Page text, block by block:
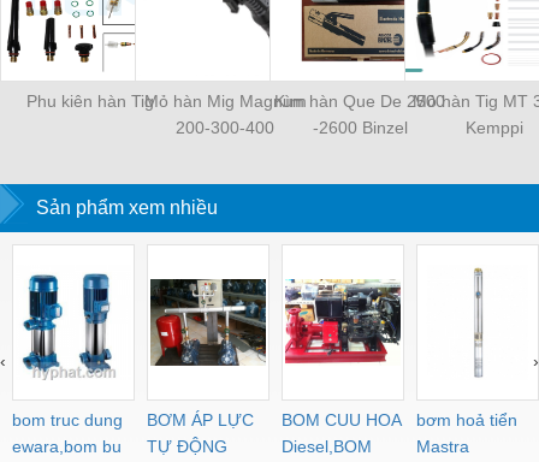
Phu kiên hàn TigMỏ hàn Mig Magnum
200-300-400
Kìm hàn Que De 2500
-2600 Binzel
Mỏ hàn Tig MT
Kemppi
Sản phẩm xem nhiều
bom truc dung
ewara,bom bu
BƠM ÁP LỰC
TỰ ĐỘNG
BOM CUU HOA
Diesel,BOM
bơm hoả tiển
Mastra
‹ ›